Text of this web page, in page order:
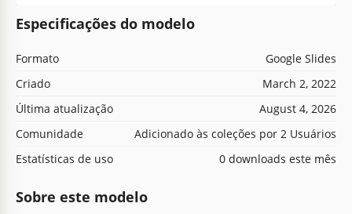
Especificações do modelo
Formato
Google Slides
Criado
March 2, 2022
Última atualização
August 4, 2026
Comunidade
Adicionado às coleções por 2 Usuários
Estatísticas de uso
0 downloads este mês
Sobre este modelo